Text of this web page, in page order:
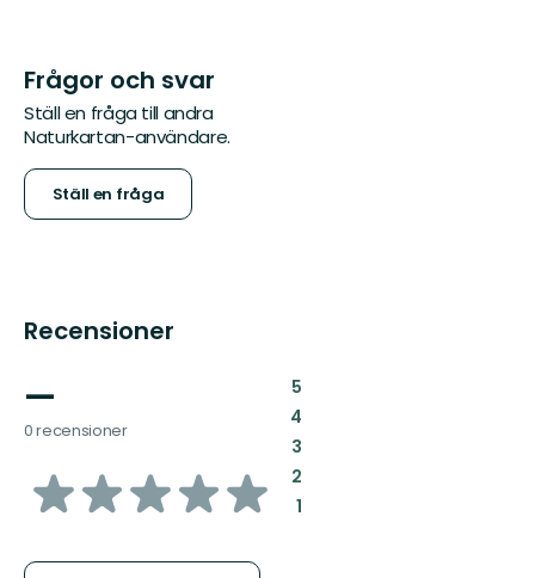
Frågor och svar
Ställ en fråga till andra
Naturkartan-användare.
Ställ en fråga
Recensioner
—
0 recensioner
av
5:
4:
3:
2:
1: